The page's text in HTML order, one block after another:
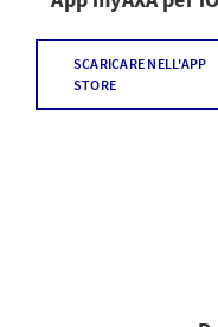
SCARICARE NELL'APP
STORE